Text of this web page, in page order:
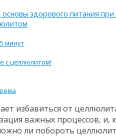
здорового питания
минут
с целлюлитом!
избавиться от
важных процессов, и,
ли побороть